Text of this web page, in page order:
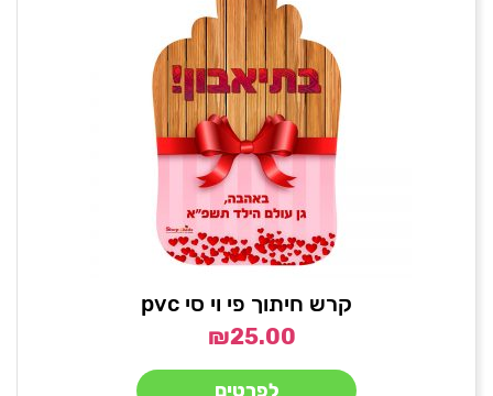
קרש חיתוך פי וי סי pvc
₪25.00
לפרטים